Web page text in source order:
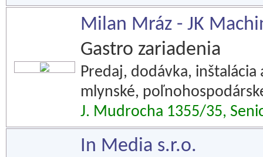
Milan Mráz - JK
Gastro zariadenia
Predaj, dodávka,
mlynské,
J. Mudrocha 1355/35,
In Media s.r.o.